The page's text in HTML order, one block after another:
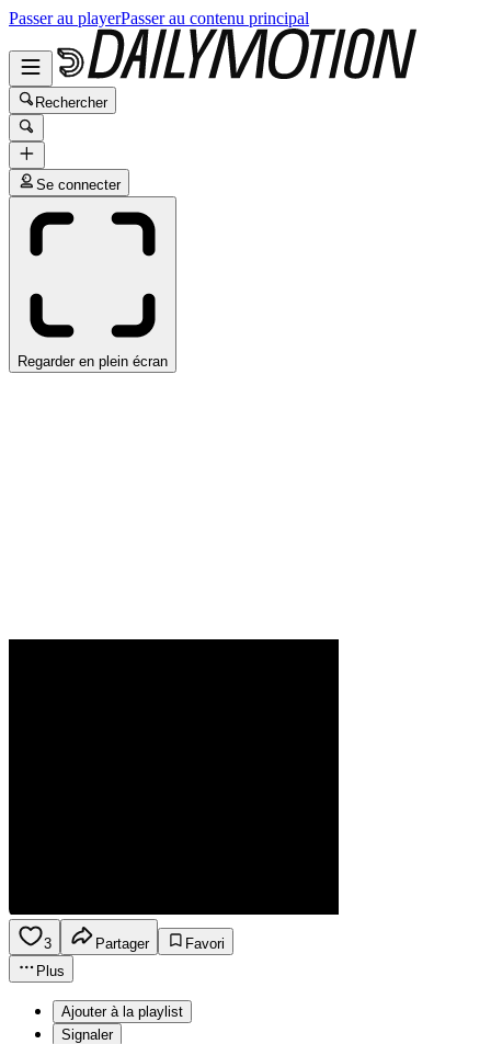
Passer au playerPasser au contenu principal
Rechercher
Se connecter
Regarder en plein écran
3 Partager
Favori
Plus
Ajouter à la playlist
Signaler